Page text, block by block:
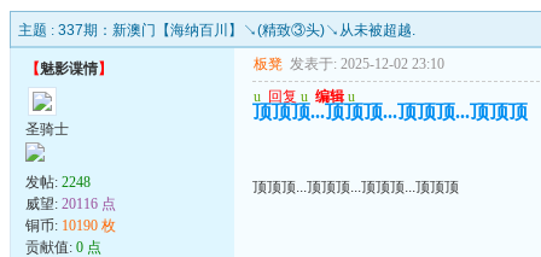
主题 : 337期：新澳门【海纳百川】↘(精致③头)↘从未被超越.
【魅影谍情】
圣骑士
发帖: 2248
威望: 20116 点
铜币: 10190 枚
贡献值: 0 点
板凳 发表于: 2025-12-02 23:10
u 回复 u 编辑 u
顶顶顶...顶顶顶...顶顶顶...顶顶顶
顶顶顶...顶顶顶...顶顶顶...顶顶顶